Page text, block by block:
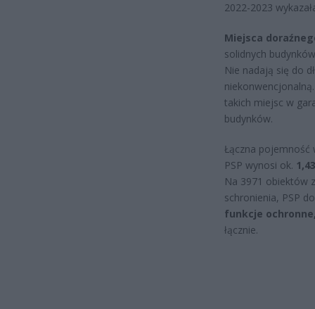
2022-2023
Miejsca
solidnych
Nie nadają się do
takich miejsc w
budynków.
Łączna pojemność
PSP wynosi ok.
Na 3971 obiektów
schronienia, PSP
funkcje
łącznie.